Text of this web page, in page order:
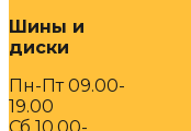
Шины и
диски
Пн-Пт 09.00-
19.00